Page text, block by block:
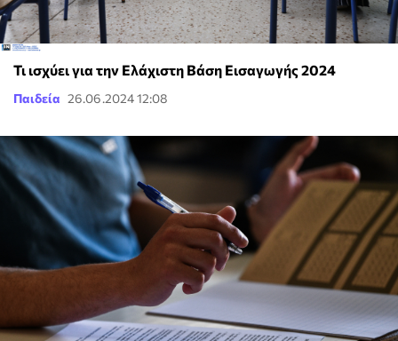
Τι ισχύει για την Ελάχιστη Βάση Εισαγωγής 2024
Παιδεία 26.06.2024 12:08